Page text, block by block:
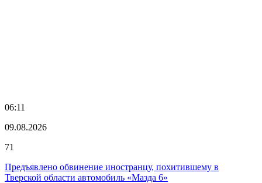
06:11
09.08.2026
71
Предъявлено обвинение иностранцу, похитившему в
Тверской области автомобиль «Мазда 6»